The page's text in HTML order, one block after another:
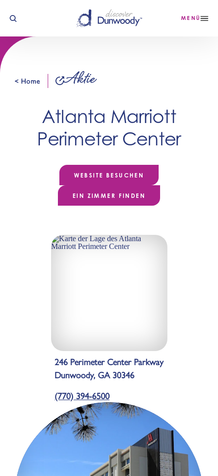
Zum Inhalt springen MENÜ
< Home Aktie
Atlanta Marriott
Perimeter Center
WEBSITE BESUCHEN
EIN ZIMMER FINDEN
246 Perimeter Center Parkway
Dunwoody, GA 30346
(770) 394-6500